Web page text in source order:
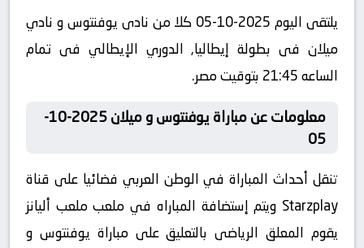
يلتقى اليوم 2025-10-05 كلا من نادى يوفنتوس و نادي
ميلان فى بطولة إيطاليا, الدوري الإيطالي فى تمام
الساعه 21:45 بتوقيت مصر.
معلومات عن مباراة يوفنتوس و ميلان 2025-10-
05
تنقل أحداث المباراة في الوطن العربي فضائيا على قناة
Starzplay ويتم إستضافة المباراه في ملعب ملعب أليانز
يقوم المعلق الرياضى بالتعليق على مباراة يوفنتوس و